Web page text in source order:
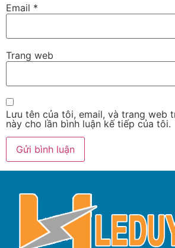
Email *
Trang web
Lưu tên của tôi, email, và trang web
này cho lần bình luận kế tiếp của tôi.